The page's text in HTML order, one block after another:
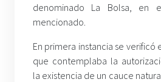
denominado La Bolsa, en
mencionado.
En primera instancia se
que contemplaba la
la existencia de un cauce